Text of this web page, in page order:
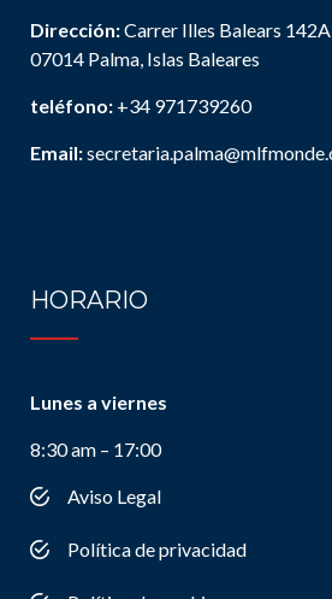
Dirección:Carrer Illes Balears 142A
07014 Palma, Islas Baleares
teléfono: +34 971739260
Email:
HORARIO
Lunes a viernes
8:30 am – 17:00
Aviso Legal
Política de privacidad